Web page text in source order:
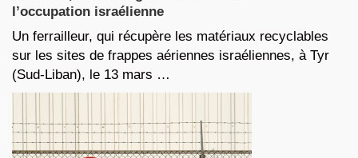
l’occupation israélienne
Un ferrailleur, qui récupère les matériaux recyclables
sur les sites de frappes aériennes israéliennes, à Tyr
(Sud-Liban), le 13 mars …